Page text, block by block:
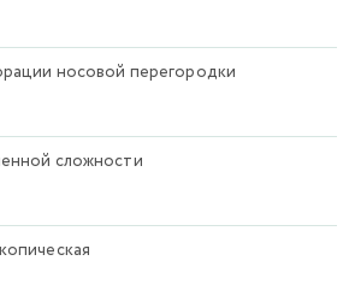
носовой перегородки
сложности